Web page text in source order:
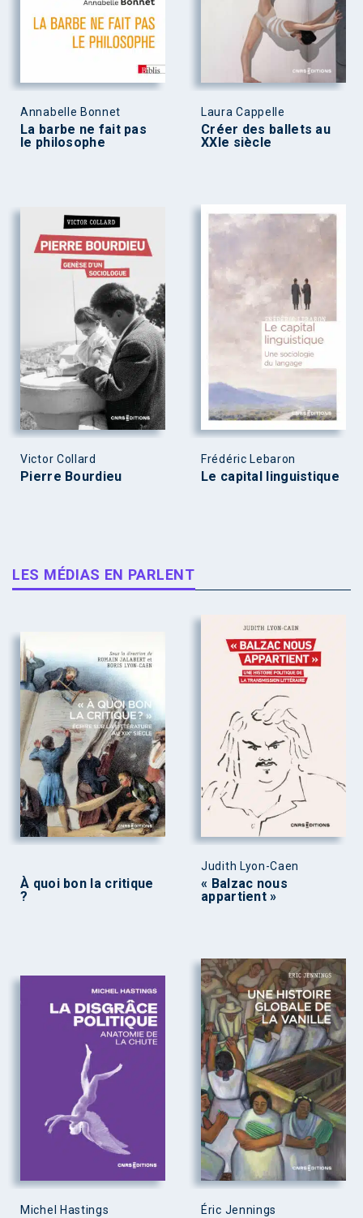
Annabelle Bonnet
La barbe ne fait pas
le philosophe
Laura Cappelle
Créer des ballets au
XXIe siècle
Victor Collard
Pierre Bourdieu
Frédéric Lebaron
Le capital linguistique
LES MÉDIAS EN PARLENT
À quoi bon la critique
?
Judith Lyon-Caen
« Balzac nous
appartient »
Michel Hastings Éric Jennings